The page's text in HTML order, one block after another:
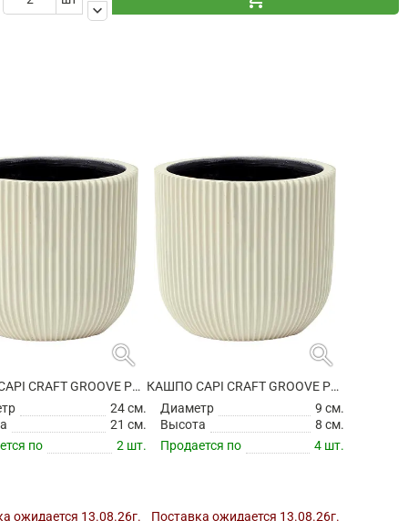
keyboard_arrow_down
search
КАШПО CAPI CRAFT GROOVE PLANTER BALL BEIGE
24 см.
21 см.
по
2 шт.
ожидается 13.08.26г.
search
КАШПО CAPI CRAFT GROOVE PLANTER BALL BEIGE
Диаметр
9 см.
Высота
8 см.
Продается по
4 шт.
Поставка ожидается 13.08.26г.